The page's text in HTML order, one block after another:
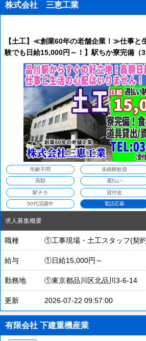
株式会社 三恵工業
【土工】≪創業60年の老舗企業！≫仕事と
験でも日給15,000円～！】駅ちか寮完備（3
週払あり！随時面接可能！ 面接交通費もご
年齢不問 未経験歓迎
高額 週払い
駅チカ 貸付金
50代活躍中 電話応募
求人募集概要
職種 ①工事現場・土工スタッフ(契
給与 ①日給15,000円～
勤務地 ①東京都品川区北品川3-6-14
更新 2026-07-22 09:57:00
有限会社 下建重機産業